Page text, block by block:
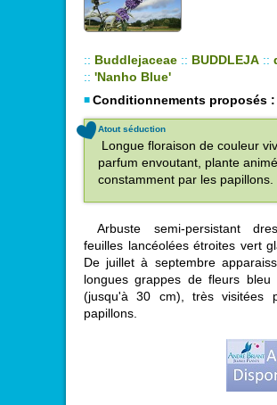
:: Buddlejaceae :: BUDDLEJA ::
:: 'Nanho Blue'
Conditionnements proposés :
Atout séduction
Longue floraison de couleur
parfum envoutant, plante
constamment par les papillons.
Arbuste semi-persistant
feuilles lancéolées étroites vert
De juillet à septembre
longues grappes de fleurs bleu
(jusqu'à 30 cm), très visitées
papillons.